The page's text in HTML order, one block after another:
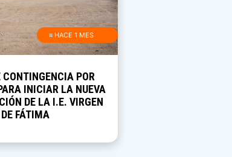
≡ HACE 1 MES
POR
INICIAR LA NUEVA
DE LA I.E. VIRGEN
DE FÁTIMA